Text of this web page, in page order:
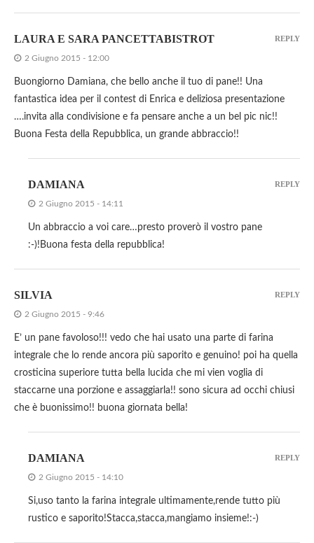
LAURA E SARA PANCETTABISTROT
2 Giugno 2015 - 12:00
Buongiorno Damiana, che bello anche il tuo di pane!! Una
fantastica idea per il contest di Enrica e deliziosa presentazione
….invita alla condivisione e fa pensare anche a un bel pic nic!!
Buona Festa della Repubblica, un grande abbraccio!!
REPLY
DAMIANA
2 Giugno 2015 - 14:11
Un abbraccio a voi care…presto proverò il vostro pane
:-)!Buona festa della repubblica!
REPLY
SILVIA
2 Giugno 2015 - 9:46
E’ un pane favoloso!!! vedo che hai usato una parte di farina
integrale che lo rende ancora più saporito e genuino! poi ha quella
crosticina superiore tutta bella lucida che mi vien voglia di
staccarne una porzione e assaggiarla!! sono sicura ad occhi chiusi
che è buonissimo!! buona giornata bella!
REPLY
DAMIANA
2 Giugno 2015 - 14:10
Si,uso tanto la farina integrale ultimamente,rende tutto più
rustico e saporito!Stacca,stacca,mangiamo insieme!:-)
REPLY